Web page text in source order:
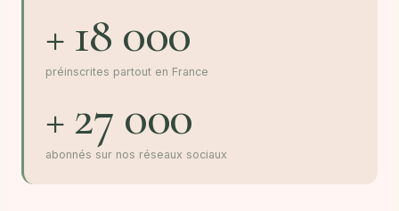
+ 18 000
préinscrites partout en France
+ 27 000
abonnés sur nos réseaux sociaux